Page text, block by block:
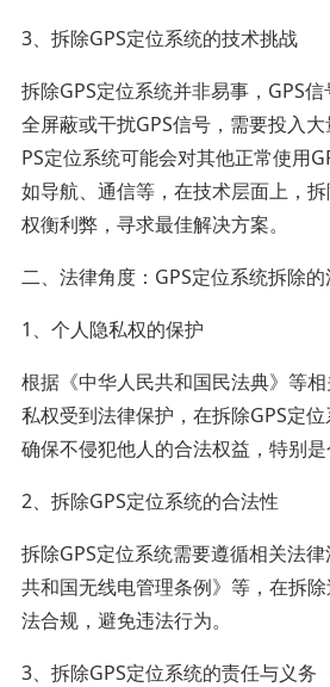
3、拆除GPS定位系统的技术挑战
拆除GPS定位系统并非易事，GPS
全屏蔽或干扰GPS信号，需要投入
PS定位系统可能会对其他正常使用
如导航、通信等，在技术层面上，
权衡利弊，寻求最佳解决方案。
二、法律角度：GPS定位系统拆除
1、个人隐私权的保护
根据《中华人民共和国民法典》等
私权受到法律保护，在拆除GPS定
确保不侵犯他人的合法权益，特别是
2、拆除GPS定位系统的合法性
拆除GPS定位系统需要遵循相关法
共和国无线电管理条例》等，在拆
法合规，避免违法行为。
3、拆除GPS定位系统的责任与义务